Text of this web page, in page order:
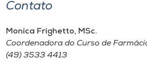
Contato
Monica Frighetto, MSc.
Coordenadora do Curso de
(49) 3533 4413